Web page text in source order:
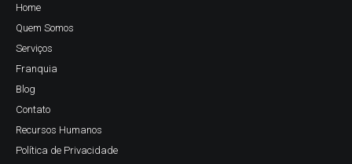
Home
Quem Somos
Serviços
Franquia
Blog
Contato
Recursos Humanos
Política de Privacidade